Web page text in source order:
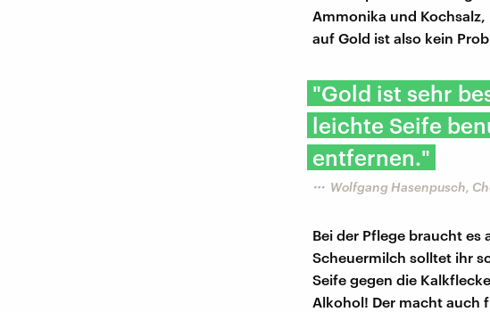
Ammonika und
auf Gold ist also kein
"Gold ist sehr
leichte Seife
entfernen."
Wolfgang Hasenpusch,
Bei der Pflege braucht
Scheuermilch solltet ihr
Seife gegen die
Alkohol! Der macht auch